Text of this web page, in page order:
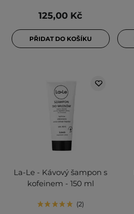
125,00 Kč
PŘIDAT DO KOŠÍKU
La-Le - Kávový šampon s
kofeinem - 150 ml
2